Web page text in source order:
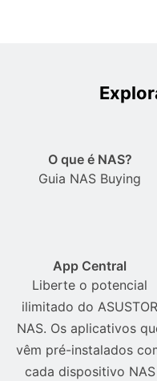
O que é NAS?
Guia NAS Buying
App Central
Liberte o potencial
ilimitado do ASUSTOR
NAS. Os aplicativos
vêm pré-instalados
cada dispositivo NAS